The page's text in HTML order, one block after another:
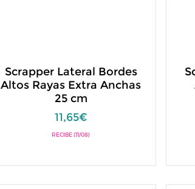
Scrapper Lateral Bordes
Altos Rayas Extra Anchas
25 cm
11,65€
RECIBE (11/08)